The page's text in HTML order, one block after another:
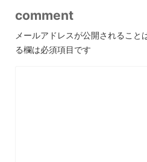
comment
メールアドレスが公開されること
る欄は必須項目です